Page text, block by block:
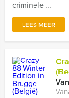
criminele ...
LEES MEER